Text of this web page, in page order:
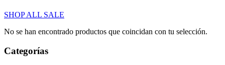
SHOP ALL SALE
No se han encontrado productos que coincidan con tu selección.
Categorías